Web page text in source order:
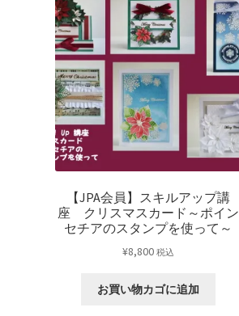
【JPA会員】スキルアップ講
座 クリスマスカード～ポイン
セチアのスタンプを使って～
¥8,800 税込
お買い物カゴに追加